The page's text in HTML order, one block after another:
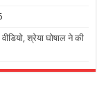
श्रेया घोषाल ने की